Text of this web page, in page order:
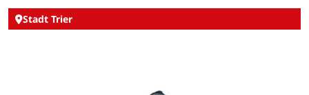
Stadt Trier